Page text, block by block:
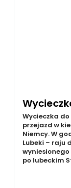
Wycieczka do
przejazd w
Niemcy. W
Lubeki – raju
po lubeckim